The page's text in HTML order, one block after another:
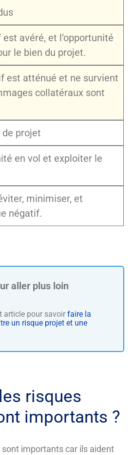
avéré, et l’opportunité
le bien du projet.
est atténué et ne survient
collatéraux sont
projet
en vol et exploiter le
minimiser, et
négatif.
article pour savoir faire la
un risque projet et une
risques
importants ?
importants car ils aident